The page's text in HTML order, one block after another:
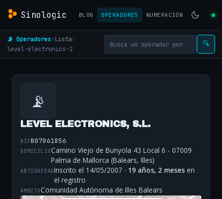
Sinologic BLOG OPERADORES NUMERACIÓN
📡 Operadores› Lista›
level-electronics-2
🔍
📡
LEVEL ELECTRONICS, S.L.
NIFB07061856
DOMICILIOCamino Viejo de Bunyola 43 Local 6 - 07009
Palma de Mallorca (Balears, Illes)
ANTIGÜEDADInscrito el 14/05/2007 · 19 años, 2 meses en
el registro
ÁMBITOComunidad Autónoma de Illes Balears